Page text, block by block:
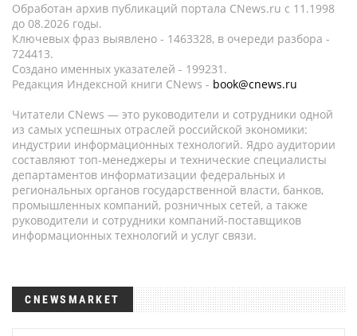
Обработан архив публикаций портала CNews.ru c 11.1998
до 08.2026 годы.
Ключевых фраз выявлено - 1463328, в очереди разбора -
724413.
Создано именных указателей - 199231.
Редакция Индексной книги CNews - book@cnews.ru
Читатели CNews — это руководители и сотрудники одной
из самых успешных отраслей российской экономики:
индустрии информационных технологий. Ядро аудитории
составляют топ-менеджеры и технические специалисты
департаментов информатизации федеральных и
региональных органов государственной власти, банков,
промышленных компаний, розничных сетей, а также
руководители и сотрудники компаний-поставщиков
информационных технологий и услуг связи.
CNEWSMARKET